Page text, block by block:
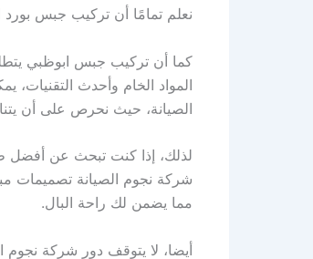
نعلم تمامًا أن تركيب جبس بورد
كما أن تركيب جبس ابوظبي
المواد الخام وأحدث
الصيانة، حيث نحرص على أن
لذلك، إذا كنت تبحث عن أفضل
شركة نجوم الصيانة تصميمات
مما يضمن لك راحة البال.
أيضا، لا يتوقف دور شركة